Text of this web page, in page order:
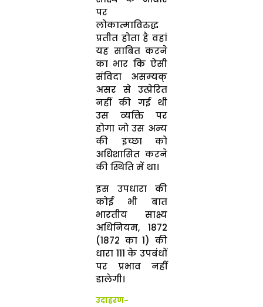
पर
लोकात्माविरुद्ध
प्रतीत होता है वहां
यह साबित करने
का भार कि ऐसी
संविदा असम्यक्
असर से उत्प्रेरित
नहीं की गई थी
उस व्यक्ति पर
होगा जो उस अन्य
की इच्छा को
अधिशासित करने
की स्थिति में था।
इस उपधारा की
कोई भी बात
भारतीय साक्ष्य
अधिनियम, 1872
(1872 का 1) की
धारा 111 के उपबंधों
पर प्रभाव नहीं
डालेगी।
उदाहरण-